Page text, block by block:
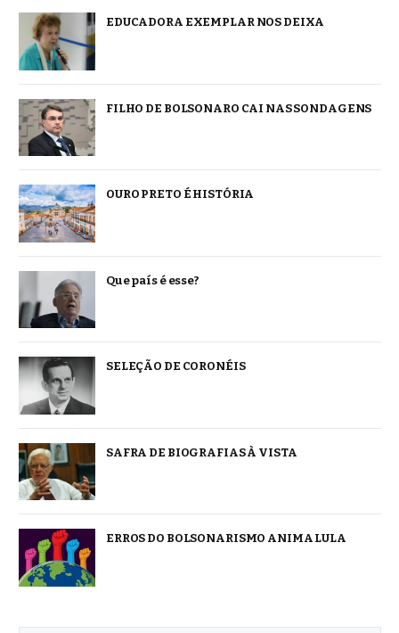
EDUCADORA EXEMPLAR NOS DEIXA
FILHO DE BOLSONARO CAI NAS SONDAGENS
OURO PRETO É HISTÓRIA
Que país é esse?
SELEÇÃO DE CORONÉIS
SAFRA DE BIOGRAFIAS À VISTA
ERROS DO BOLSONARISMO ANIMA LULA